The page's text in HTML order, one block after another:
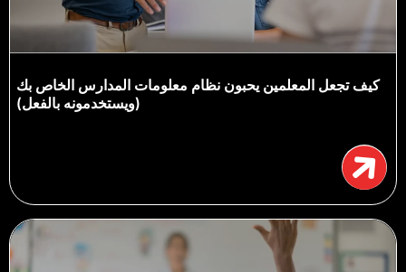
كيف تجعل المعلمين يحبون نظام معلومات المدارس الخاص بك
(ويستخدمونه بالفعل)